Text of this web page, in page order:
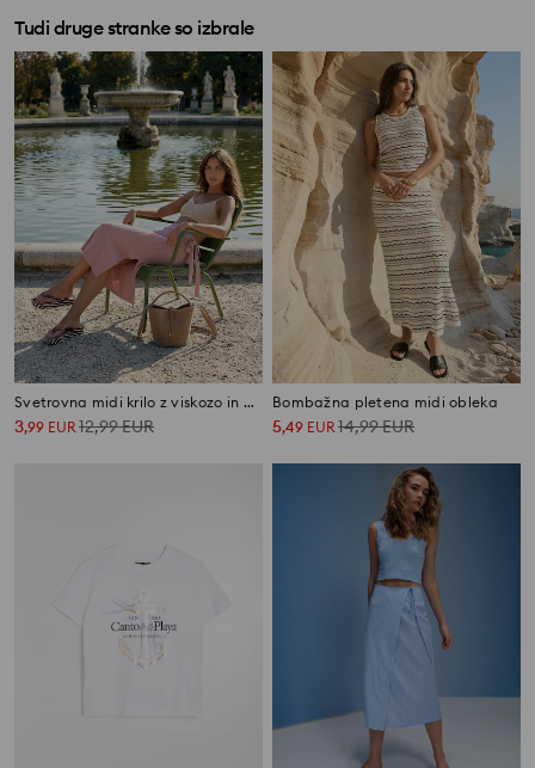
Tudi druge stranke so izbrale
Svetrovna midi krilo z viskozo in metaliziranim nitom
3,99 EUR12,99EUR
Bombažna pletena midi obleka
5,49 EUR14,99EUR